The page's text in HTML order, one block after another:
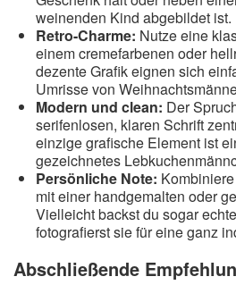
weinenden Kind abgebildet ist.
Retro-Charme: Nutze eine
einem cremefarbenen oder
dezente Grafik eignen sich
Umrisse von
Modern und clean: Der
serifenlosen, klaren Schrift
einzige grafische Element ist
gezeichnetes
Persönliche Note:
mit einer handgemalten oder
Vielleicht backst du sogar
fotografierst sie für eine ganz
Abschließende